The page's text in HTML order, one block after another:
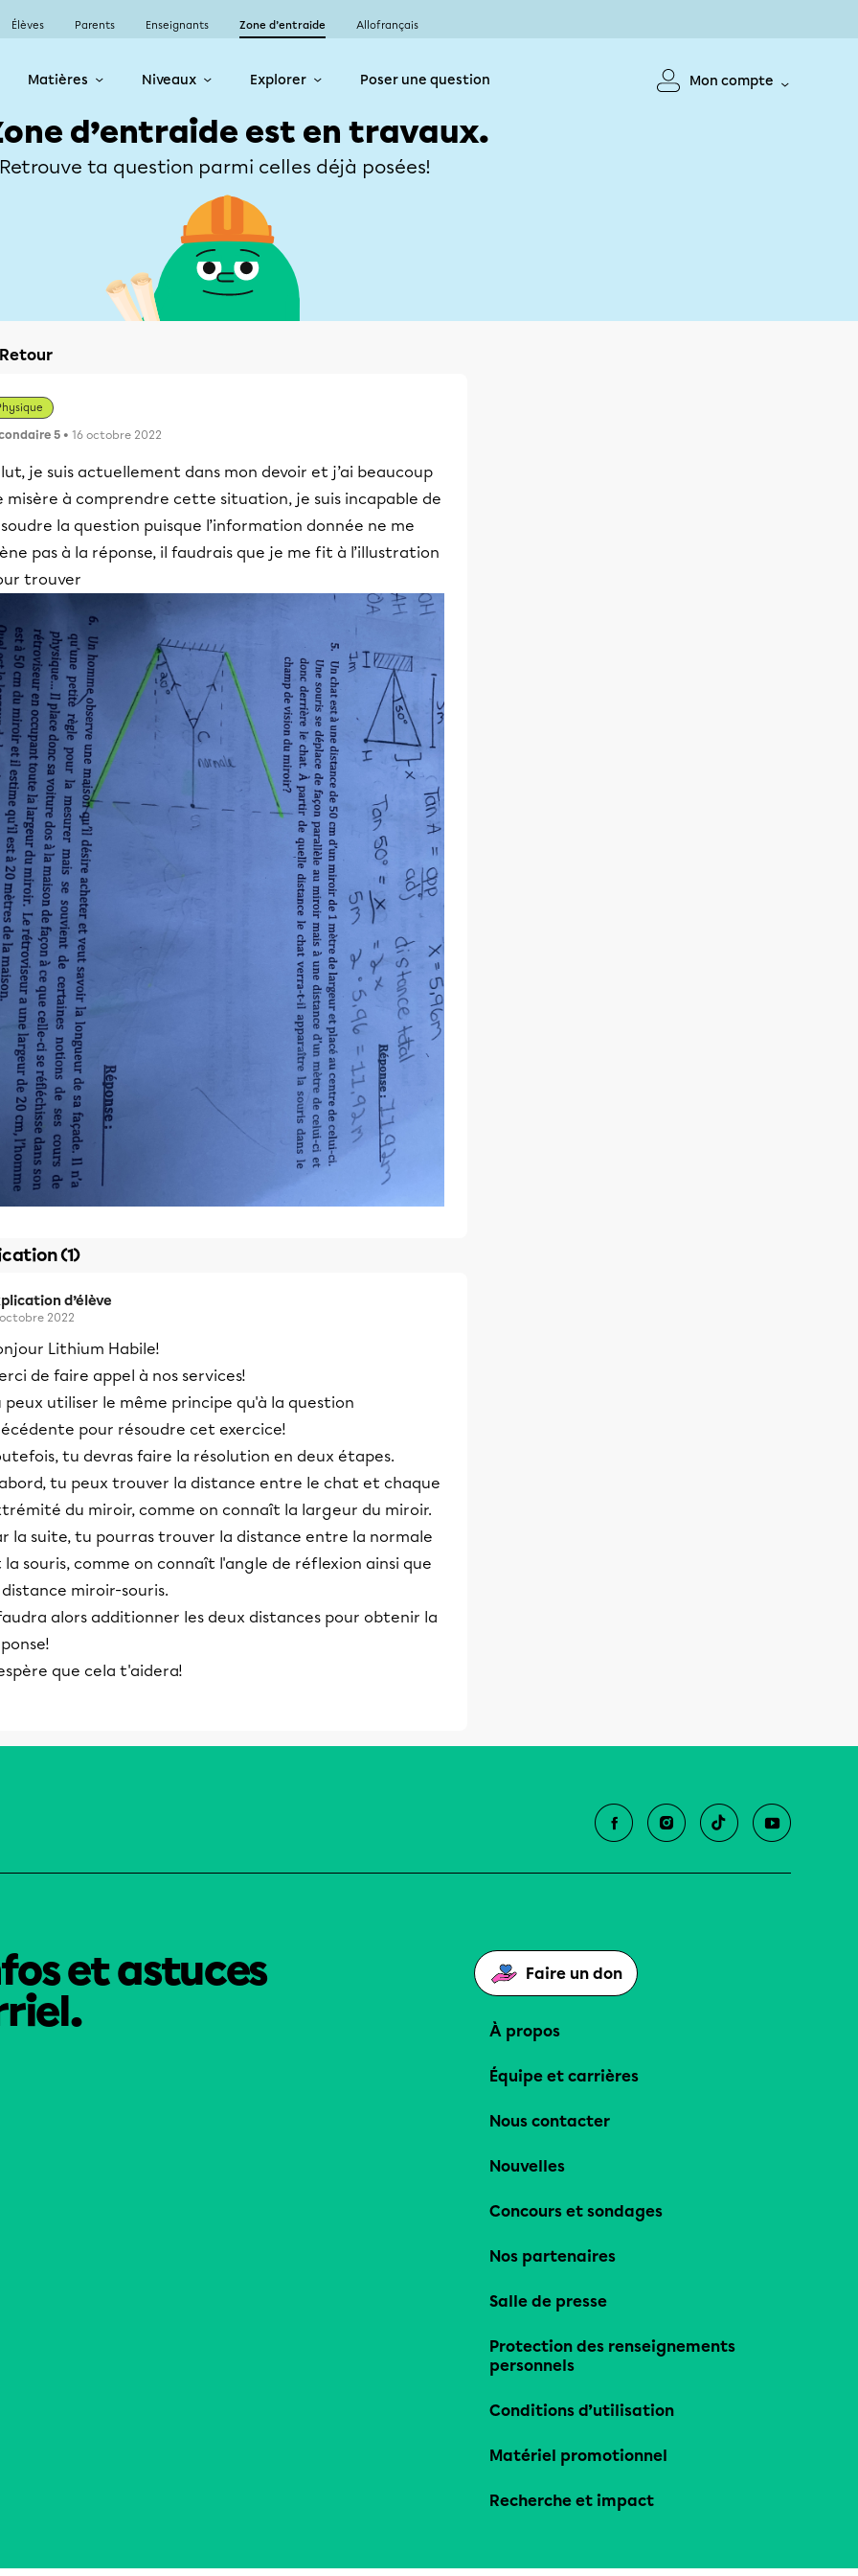
Élèves Parents Enseignants Zone d’entraide Allofrançais
Matières Niveaux Explorer Poser une question Mon compte
d’entraide est en travaux.
ta question parmi celles déjà posées!
Retour
5 • 16 octobre 2022
je suis actuellement dans mon devoir et j’ai beaucoup
misère à comprendre cette situation, je suis incapable de
la question puisque l’information donnée ne me
pas à la réponse, il faudrais que je me fit à l’illustration
trouver
(1)
d’élève
2022
Lithium Habile!
de faire appel à nos services!
peux utiliser le même principe qu'à la question
pour résoudre cet exercice!
tu devras faire la résolution en deux étapes.
tu peux trouver la distance entre le chat et chaque
du miroir, comme on connaît la largeur du miroir.
la suite, tu pourras trouver la distance entre la normale
la souris, comme on connaît l'angle de réflexion ainsi que
miroir-souris.
alors additionner les deux distances pour obtenir la
que cela t'aidera!
et astuces
Faire un don
À propos
Équipe et carrières
Nous contacter
Nouvelles
Concours et sondages
Nos partenaires
Salle de presse
Protection des renseignements
personnels
Conditions d’utilisation
Matériel promotionnel
Recherche et impact